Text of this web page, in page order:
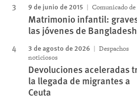
9 de junio de 2015 Comunicado de
Matrimonio infantil:
las jóvenes de Bangladesh
3 de agosto de 2026
Despachos
noticiosos
Devoluciones aceleradas
la llegada de migrantes a
Ceuta